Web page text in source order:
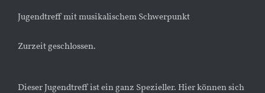
Jugendtreff mit musikalischem Schwerpunkt
Zurzeit geschlossen.
Dieser Jugendtreff ist ein ganz Spezieller. Hier können sich